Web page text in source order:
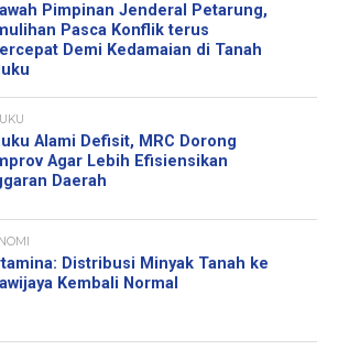
Pimpinan Jenderal Petarung,
Pasca Konflik terus
Demi Kedamaian di Tanah
Alami Defisit, MRC Dorong
Agar Lebih Efisiensikan
Daerah
Distribusi Minyak Tanah ke
Kembali Normal